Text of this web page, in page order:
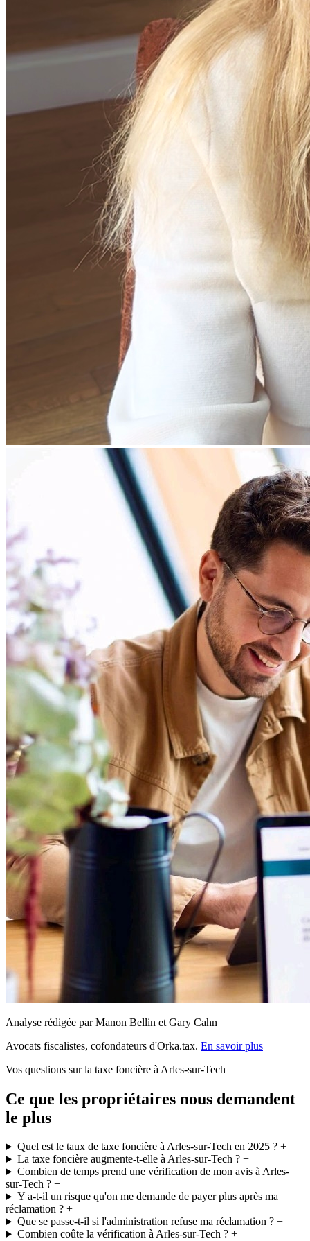
Analyse rédigée par Manon Bellin et Gary Cahn
Avocats fiscalistes, cofondateurs d'Orka.tax. En savoir plus
Vos questions sur la taxe foncière à Arles-sur-Tech
Ce que les propriétaires nous demandent
le plus
Quel est le taux de taxe foncière à Arles-sur-Tech en 2025 ?+
La taxe foncière augmente-t-elle à Arles-sur-Tech ?+
Combien de temps prend une vérification de mon avis à Arles-
sur-Tech ? +
Y a-t-il un risque qu'on me demande de payer plus après ma
réclamation ? +
Que se passe-t-il si l'administration refuse ma réclamation ?+
Combien coûte la vérification à Arles-sur-Tech ?+